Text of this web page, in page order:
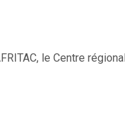
le Centre